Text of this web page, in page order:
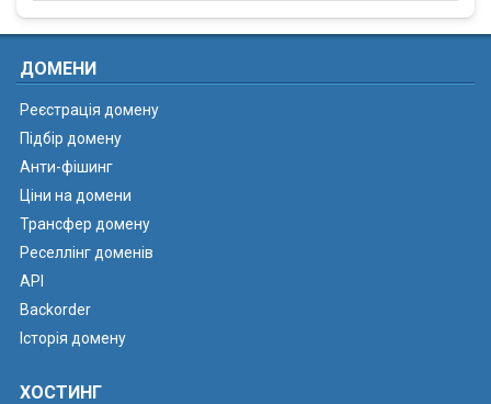
ДОМЕНИ
Реєстрація домену
Підбір домену
Анти-фішинг
Ціни на домени
Трансфер домену
Реселлінг доменів
API
Backorder
Історія домену
ХОСТИНГ